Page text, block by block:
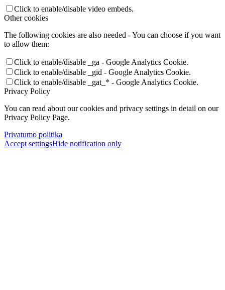
Click to enable/disable video embeds.
Other cookies
The following cookies are also needed - You can choose if you want
to allow them:
Click to enable/disable _ga - Google Analytics Cookie.
Click to enable/disable _gid - Google Analytics Cookie.
Click to enable/disable _gat_* - Google Analytics Cookie.
Privacy Policy
You can read about our cookies and privacy settings in detail on our
Privacy Policy Page.
Privatumo politika
Accept settingsHide notification only